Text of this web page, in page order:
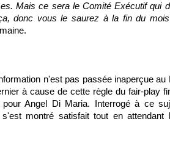
Mais ce sera le Comité Exécutif qui
donc vous le saurez à la fin du
n'est pas passée inaperçue
à cause de cette règle du fair-play
Angel Di Maria. Interrogé à ce
montré satisfait tout en